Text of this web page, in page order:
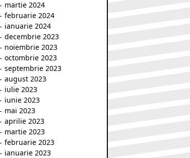
martie 2024
februarie 2024
ianuarie 2024
decembrie 2023
noiembrie 2023
octombrie 2023
septembrie 2023
august 2023
iulie 2023
iunie 2023
mai 2023
aprilie 2023
martie 2023
februarie 2023
ianuarie 2023